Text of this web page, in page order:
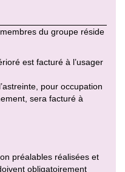
du groupe réside
est facturé à l’usager
pour occupation
sera facturé à
préalables réalisées et
obligatoirement